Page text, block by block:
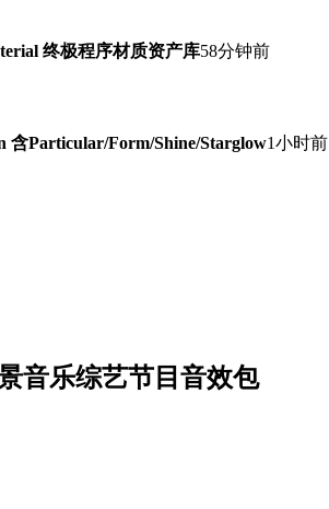
终极程序材质资产库58分钟前
含Particular/Form/Shine/Starglow1小时前
音乐综艺节目音效包